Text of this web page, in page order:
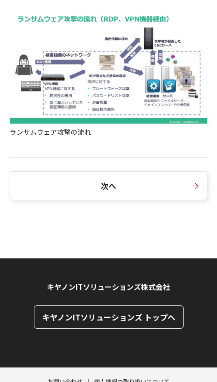
ランサムウェア攻撃の流れ
次へ
キヤノンITソリューションズ株式会社
キヤノンITソリューションズ トップへ